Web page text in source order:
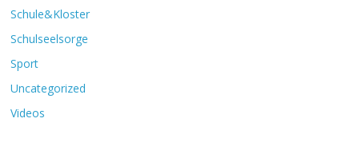
Schule&Kloster
Schulseelsorge
Sport
Uncategorized
Videos